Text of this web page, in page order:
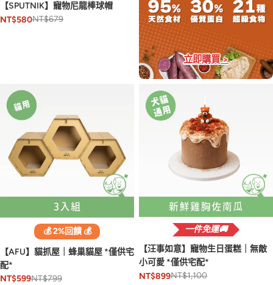
【SPUTNIK】寵物尼龍棒球帽
NT$580NT$679
立即購買 >
💰 2%回饋 💰
【AFU】貓抓屋｜蜂巢貓屋 *僅供宅
配*
NT$599NT$799
一件免運🚚
【汪事如意】寵物生日蛋糕｜無敵
小可愛 *僅供宅配*
NT$899NT$1,100